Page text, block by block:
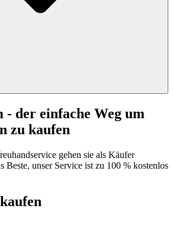
- der einfache Weg um
zu kaufen
gehen sie als Käufer
Beste, unser Service ist zu 100 % kostenlos